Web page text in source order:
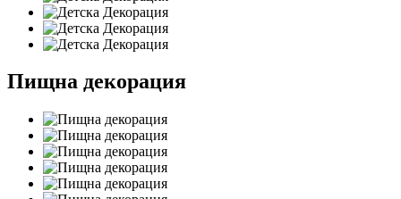
Пищна декорация